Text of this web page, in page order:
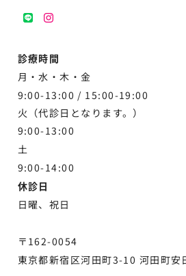
LINEinstagram
診療時間
月・水・木・金
9:00-13:00 / 15:00-19:00
火（代診日となります。）
9:00-13:00
土
9:00-14:00
休診日
日曜、祝日
〒162-0054
東京都新宿区河田町3-10 河田町安